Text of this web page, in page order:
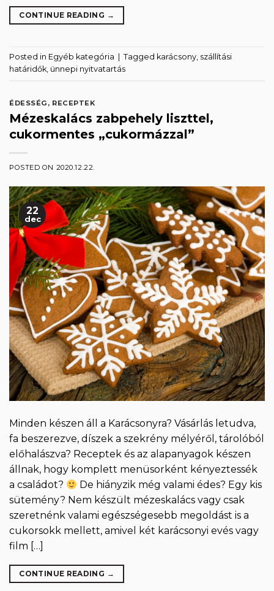
CONTINUE READING →
Posted in Egyéb kategória Tagged karácsony, szállítási
határidők, ünnepi nyitvatartás
ÉDESSÉG , RECEPTEK
Mézeskalács zabpehely liszttel,
cukormentes „cukormázzal”
POSTED ON 2020.12.22.
22
dec
Minden készen áll a Karácsonyra? Vásárlás letudva,
fa beszerezve, díszek a szekrény mélyéről, tárolóból
előhalászva? Receptek és az alapanyagok készen
állnak, hogy komplett menüsorként kényeztessék
a családot?
De hiányzik még valami édes? Egy kis
sütemény? Nem készült mézeskalács vagy csak
szeretnénk valami egészségesebb megoldást is a
cukorsokk mellett, amivel két karácsonyi evés vagy
film […]
CONTINUE READING →